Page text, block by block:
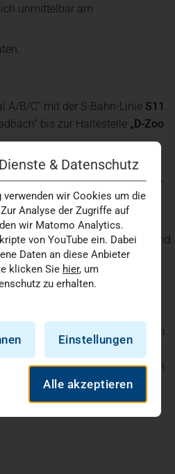
unmittelbar am
A/B/C“ mit der S-Bahn-Linie S11
bis zur Haltestelle „D-Zoo
Fußweg über die
zur Schloßstraße oder Sie
Straßenbahn706bis
Haltestelle„Münsterstraße“
und
über die Schloßstraße.
finden Sie direkt neben dem
oder abholen möchten,
kurz halten. Bitte beachten
kostenpflichtige
rund um das St. Vinzenz
& Datenschutz
wir Cookies um die
Analyse der Zugriffe auf
wir Matomo Analytics.
von YouTube ein. Dabei
Daten an diese Anbieter
klicken Sie hier, um
zu erhalten.
Einstellungen
Alle akzeptieren